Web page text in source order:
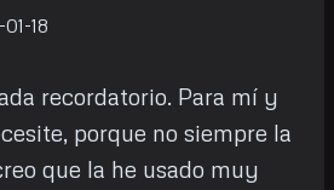
18
recordatorio. Para mí y
porque no siempre la
que la he usado muy